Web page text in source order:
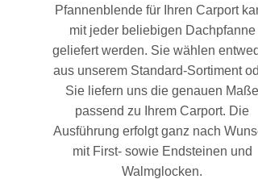
Pfannenblende für Ihren Carport
mit jeder beliebigen Dachpfanne
geliefert werden. Sie wählen
aus unserem Standard-Sortiment
Sie liefern uns die genauen Maße
passend zu Ihrem Carport. Die
Ausführung erfolgt ganz nach
mit First- sowie Endsteinen und
Walmglocken.